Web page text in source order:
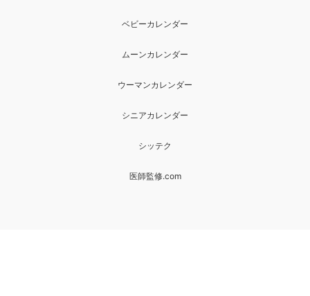
ベビーカレンダー
ムーンカレンダー
ウーマンカレンダー
シニアカレンダー
シッテク
医師監修.com